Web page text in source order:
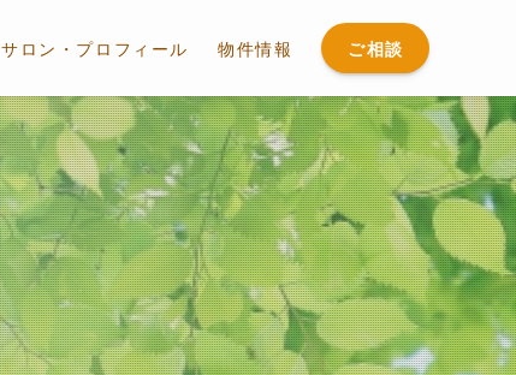
サロン・プロフィール 物件情報 ご相談